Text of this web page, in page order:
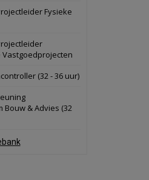
Bekijk
Schuinesloot
politiebureau
Voormalig
Fysieke
(32 - 36 uur)
Bouw & Advies (32